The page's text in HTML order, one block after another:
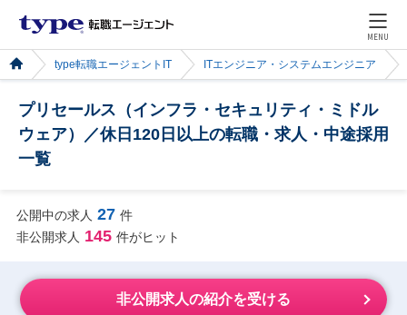
MENU
type転職エージェントIT ITエンジニア・システムエンジニア
プリセールス（インフラ・セキュリティ・ミドル
ウェア）／休日120日以上の転職・求人・中途採用
一覧
公開中の求人 27 件
非公開求人 145 件がヒット
非公開求人の紹介を受ける